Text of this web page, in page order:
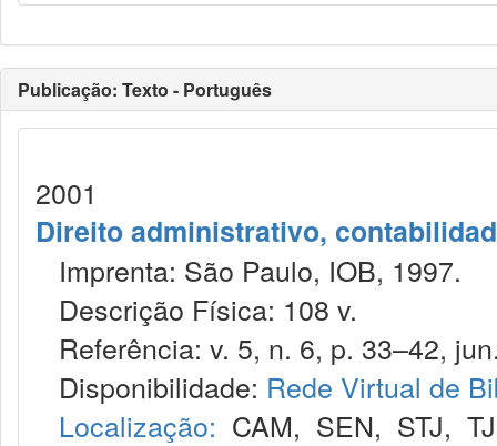
Publicação: Texto - Português
2001
Direito administrativo,
Imprenta: São Paulo, IOB, 1997.
Descrição Física: 108 v.
Referência: v. 5, n. 6, p. 33–42,
Disponibilidade: Rede Virtual de
Localização: CAM, SEN, STJ,